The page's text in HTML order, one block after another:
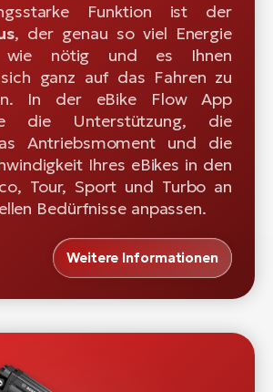
Funktion ist der
, der genau so viel Energie
wie nötig und es Ihnen
ganz auf das Fahren zu
In der eBike Flow App
die Unterstützung, die
Antriebsmoment und die
Ihres eBikes in den
Tour, Sport und Turbo an
Bedürfnisse anpassen.
Weitere Informationen